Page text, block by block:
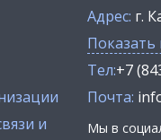
и
Адрес: г.
Показать
Тел:+7
Почта:
Мы в